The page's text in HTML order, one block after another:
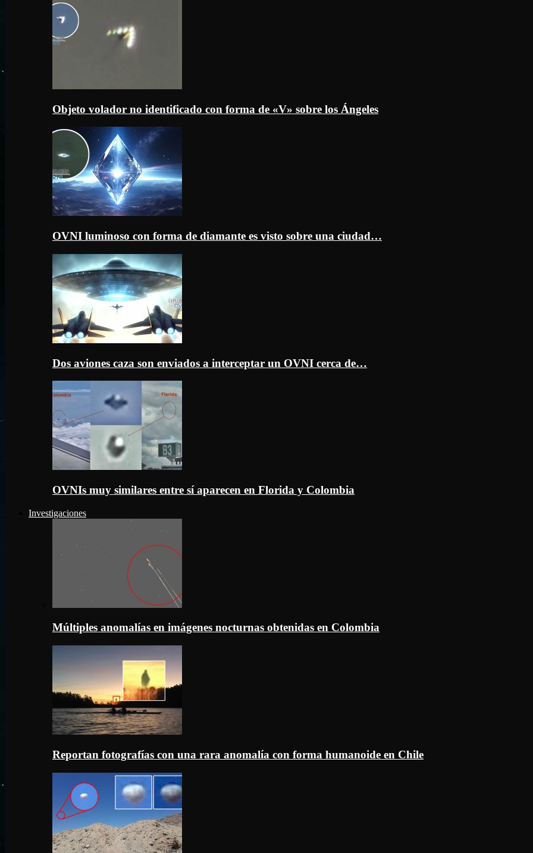
Objeto volador no identificado con forma de «V» sobre los Ángeles
OVNI luminoso con forma de diamante es visto sobre una ciudad…
Dos aviones caza son enviados a interceptar un OVNI cerca de…
OVNIs muy similares entre sí aparecen en Florida y Colombia
Investigaciones
Múltiples anomalías en imágenes nocturnas obtenidas en Colombia
Reportan fotografías con una rara anomalía con forma humanoide en Chile